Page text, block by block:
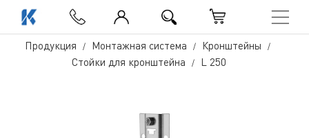
Продукция Монтажная система
Кронштейны
Стойки для кронштейна
L 250